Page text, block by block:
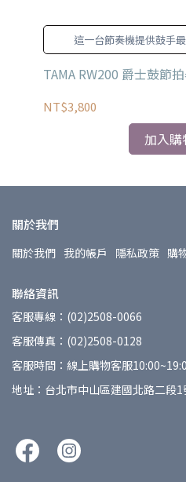
這一台節奏機提供鼓手
TAMA RW200 爵士鼓節
NT$3,800
加入購
關於我們
關於我們 我的帳戶 隱私政策 購
聯絡資訊
客服專線：(02)2508-0066
客服傳真：(02)2508-0128
客服時間：線上購物客服
地址：台北市中山區建國北路二段1